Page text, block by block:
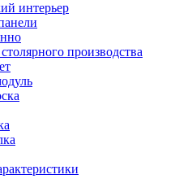
интерьер
производства